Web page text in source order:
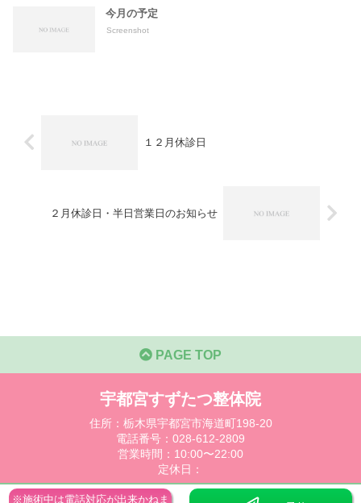
今月の予定
Screenshot
１２月休診日
２月休診日・半日営業日のお知らせ
PAGE TOP
宇都宮すずたつ整体院
住所：栃木県宇都宮市海道町198-20
電話番号：028-612-2809
営業時間：10:00〜22:00
定休日：
プライバシーポリシー
※施術中は電話対応が出来かねま